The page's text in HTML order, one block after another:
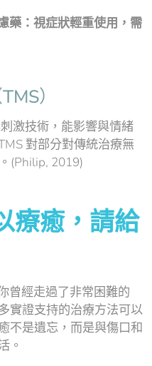
藥：視症狀輕重使用，需
）
激技術，能影響與情緒
對部分對傳統治療無
(Philip, 2019)
療癒，請給
曾經走過了非常困難的
實證支持的治療方法可以
不是遺忘，而是與傷口和
。